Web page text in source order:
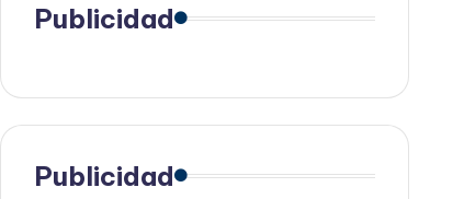
Publicidad
Publicidad